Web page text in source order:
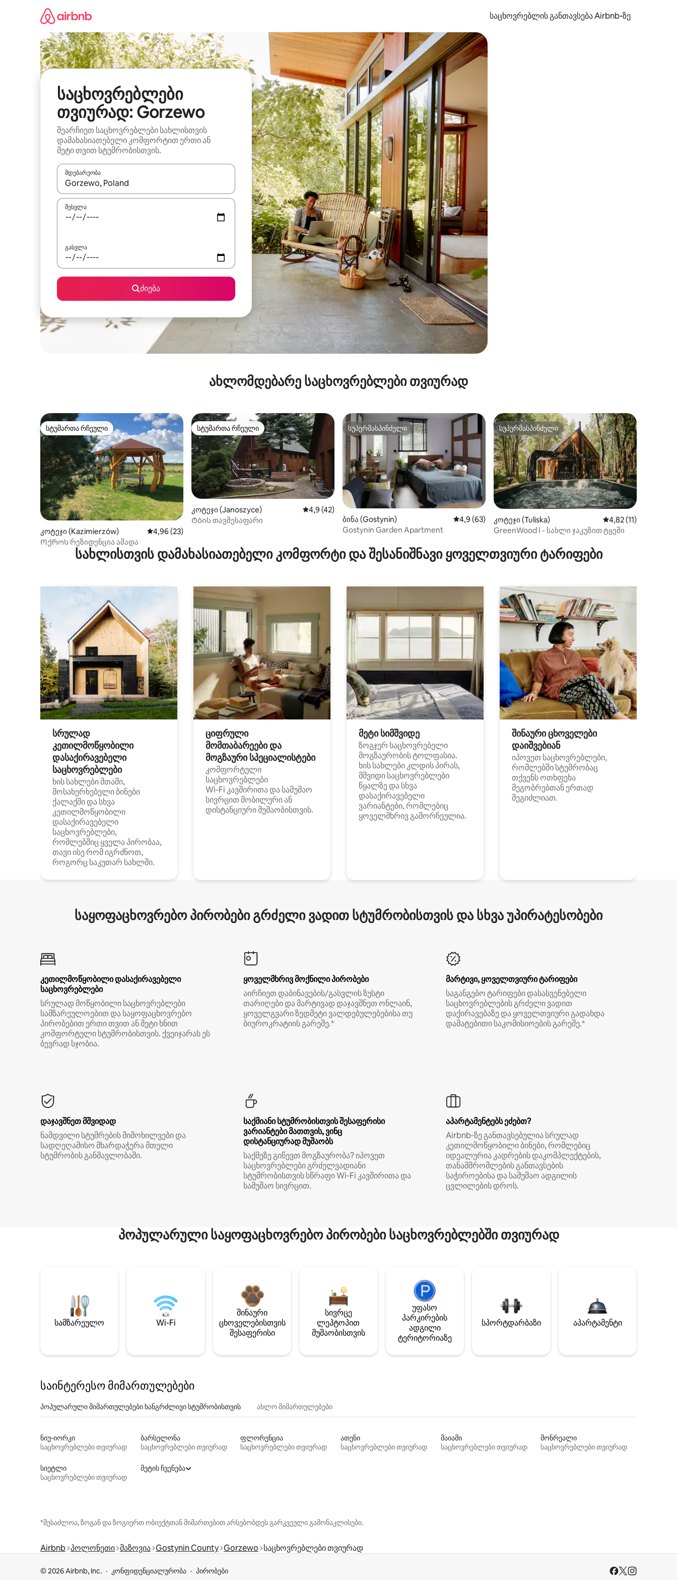
საცხოვრებლის განთავსება Airbnb‑ზე
საცხოვრებლები
თვიურად: Gorzewo
შეარჩიეთ საცხოვრებლები სახლისთვის
დამახასიათებელი კომფორტით ერთი ან
მეტი თვით სტუმრობისთვის.
მდებარეობა
როცა შედეგები ხელმისაწვდომი გახდება, ნავიგაციისთვის გამოიყენეთ კლავიშები ზემოთ/ქვემოთ მიმართული ისრებით ან შეხებისა თუ თითის გასმის ჟესტები.
შესვლა
გასვლა
ძიება
ახლომდებარე საცხოვრებლები თვიურად
სტუმართა რჩეული
სტუმართა რჩეული
კოტეჯი (Kazimierzów) საშუალო შეფასებაა 5‑დან 4,96, 23 მიმოხილვა
4,96 (23)
Ოქროს რეზიდენცია ამადა
სტუმართა რჩეული
სტუმართა რჩეული
კოტეჯი (Janoszyce) საშუალო შეფასებაა 5‑დან 4,9, 42 მიმოხილვა
4,9 (42)
Ტბის თავშესაფარი
სუპერმასპინძელი
სუპერმასპინძელი
ბინა (Gostynin) საშუალო შეფასებაა 5‑დან 4,9, 63 მიმოხილვა
4,9 (63)
Gostynin Garden Apartment
სუპერმასპინძელი
სუპერმასპინძელი
კოტეჯი (Tuliska) საშუალო
4,82 (11)
GreenWood I - სახლი ჯაკუზით ტყეში
სახლისთვის დამახასიათებელი კომფორტი და შესანიშნავი ყოველთვიური ტარიფები
სრულად
კეთილმოწყობილი
დასაქირავებელი
საცხოვრებლები
ხის სახლები მთაში,
მოსახერხებელი ბინები
ქალაქში და სხვა
კეთილმოწყობილი
დასაქირავებელი
საცხოვრებლები,
რომლებშიც ყველა პირობაა,
თავი ისე რომ იგრძნოთ,
როგორც საკუთარ სახლში.
ციფრული
მომთაბარეები და
მოგზაური სპეციალისტები
კომფორტული
საცხოვრებლები
Wi‑Fi კავშირითა და სამუშაო
სივრცით მობილური ან
დისტანციური მუშაობისთვის.
მეტი სიმშვიდე
ზოგჯერ საცხოვრებელი
მოგზაურობის ტოლფასია.
ხის სახლები კლდის პირას,
მშვიდი საცხოვრებლები
წყალზე და სხვა
დასაქირავებელი
ვარიანტები, რომლებიც
ყოველმხრივ გამორჩეულია.
შინაური ცხოველები
დაიშვებიან
იპოვეთ საცხოვრებლები,
რომლებში სტუმრობაც
თქვენს ოთხფეხა
მეგობრებთან ერთად
შეგიძლიათ.
საყოფაცხოვრებო პირობები გრძელი ვადით სტუმრობისთვის და სხვა უპირატესობები
კეთილმოწყობილი დასაქირავებელი
საცხოვრებლები
სრულად მოწყობილი საცხოვრებლები
სამზარეულოებით და საყოფაცხოვრებო
პირობებით ერთი თვით ან მეტი ხნით
კომფორტული სტუმრობისთვის. ქვეიჯარას ეს
ბევრად სჯობია.
ყოველმხრივ მოქნილი პირობები
აირჩიეთ დაბინავების/გასვლის ზუსტი
თარიღები და მარტივად დაჯავშნეთ ონლაინ,
ყოველგვარი ზედმეტი ვალდებულებებისა თუ
ბიუროკრატიის გარეშე.*
მარტივი, ყოველთვიური ტარიფები
საგანგებო ტარიფები დასასვენებელი
საცხოვრებლების გრძელი ვადით
დაქირავებაზე და ყოველთვიური გადახდა
დამატებითი საკომისიოების გარეშე.*
დაჯავშნეთ მშვიდად
ნამდვილი სტუმრების მიმოხილვები და
სადღეღამისო მხარდაჭერა მთელი
სტუმრობის განმავლობაში.
საქმიანი სტუმრობისთვის შესაფერისი
ვარიანტები მათთვის, ვინც
დისტანციურად მუშაობს
საქმეზე გიწევთ მოგზაურობა? იპოვეთ
საცხოვრებლები გრძელვადიანი
სტუმრობისთვის სწრაფი Wi‑Fi კავშირითა და
სამუშაო სივრცით.
აპარტამენტებს ეძებთ?
Airbnb‑ზე განთავსებულია სრულად
კეთილმოწყობილი ბინები, რომლებიც
იდეალურია კადრების დაკომპლექტების,
თანამშრომლების განთავსების
საჭიროებისა და სამუშაო ადგილის
ცვლილების დროს.
პოპულარული საყოფაცხოვრებო პირობები საცხოვრებლებში თვიურად
სამზარეულო Wi-Fi
შინაური
ცხოველებისთვის
შესაფერისი
სივრცე
ლეპტოპით
მუშაობისთვის
უფასო
პარკირების
ადგილი
ტერიტორიაზე
სპორტდარბაზი აპარტამენტი
საინტერესო მიმართულებები
პოპულარული მიმართულებები ხანგრძლივი სტუმრობისთვის ახლო მიმართულებები
ნიუ-იორკი
საცხოვრებლები თვიურად
ბარსელონა
საცხოვრებლები თვიურად
ფლორენცია
საცხოვრებლები თვიურად
ათენი
საცხოვრებლები თვიურად
მაიამი
საცხოვრებლები თვიურად
მონრეალი
საცხოვრებლები თვიურად
სიეტლი
საცხოვრებლები თვიურად
მეტის ჩვენება
*შესაძლოა, ზოგან და ზოგიერთ ობიექტთან მიმართებით არსებობდეს გარკვეული გამონაკლისები.
Airbnb პოლონეთი მაზოვია Gostynin County Gorzewo საცხოვრებლები თვიურად
© 2026 Airbnb, Inc. კონფიდენციალურობა პირობები